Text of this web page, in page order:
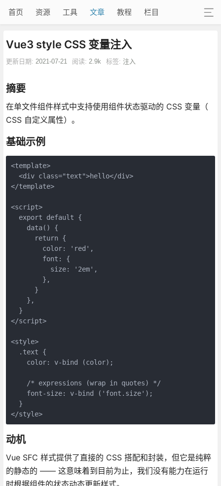
首页 资源 工具 文章 教程 栏目
Vue3 style CSS 变量注入
更新日期: 2021-07-21 阅读: 2.9k 标签: 注入
摘要
在单文件组件样式中支持使用组件状态驱动的 CSS 变量（
CSS 自定义属性）。
基础示例
<template>
  <div class="text">hello</div>
</template>
<script>
  export default {
    data() {
      return {
        color: 'red',
        font: {
          size: '2em',
        },
      }
    },
  }
</script>
<style>
  .text {
    color: v-bind (color);
    /* expressions (wrap in quotes) */
    font-size: v-bind ('font.size');
  }
</style>
动机
Vue SFC 样式提供了直接的 CSS 搭配和封装，但它是纯粹
的静态的 —— 这意味着到目前为止，我们没有能力在运行
时根据组件的状态动态更新样式。